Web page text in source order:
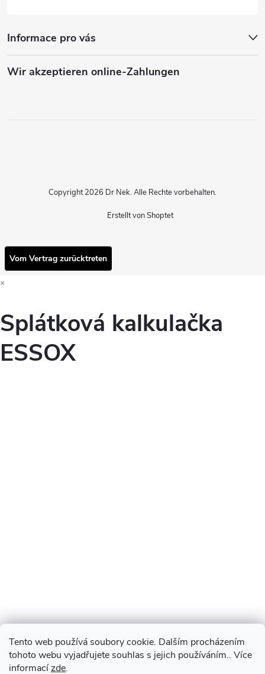
Tento web používá soubory cookie. Dalším procházením
tohoto webu vyjadřujete souhlas s jejich používáním.. Více
informacízde.
Informace pro vás
Wir akzeptieren online-Zahlungen
Erstellt von Shoptet
Copyright 2026 Dr Nek. Alle Rechte vorbehalten.
Vom Vertrag zurücktreten
×
Splátková kalkulačka
ESSOX